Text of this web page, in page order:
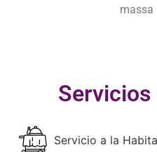
massa
Servicios
Servicio a la